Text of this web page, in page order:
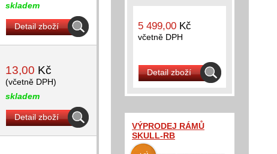
skladem
Detail zboží
13,00 Kč
(včetně DPH)
skladem
Detail zboží
5 499,00 Kč
včetně DPH
Detail zboží
VÝPRODEJ RÁMŮ
SKULL-RB